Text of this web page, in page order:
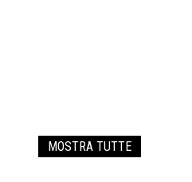
MOSTRA TUTTE